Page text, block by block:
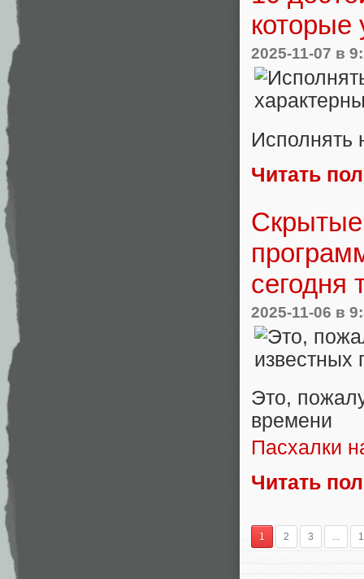
которые
2025-11-07 в
Исполнять
Читать
сегодня
2025-11-06 в
Это,
времени
Пасхалки
Читать
1 2 3 ...